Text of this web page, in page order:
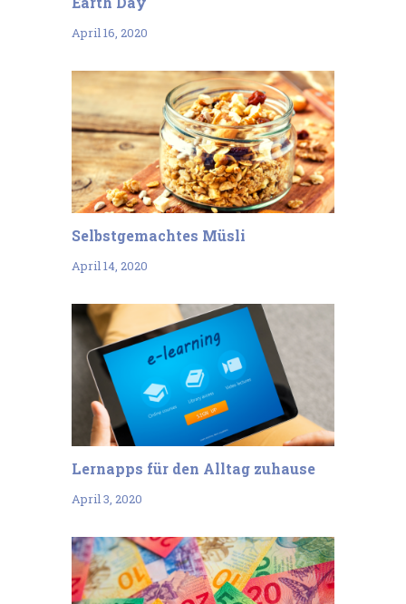
April 16, 2020
Selbstgemachtes Müsli
April 14, 2020
Lernapps für den Alltag zuhause
April 3, 2020